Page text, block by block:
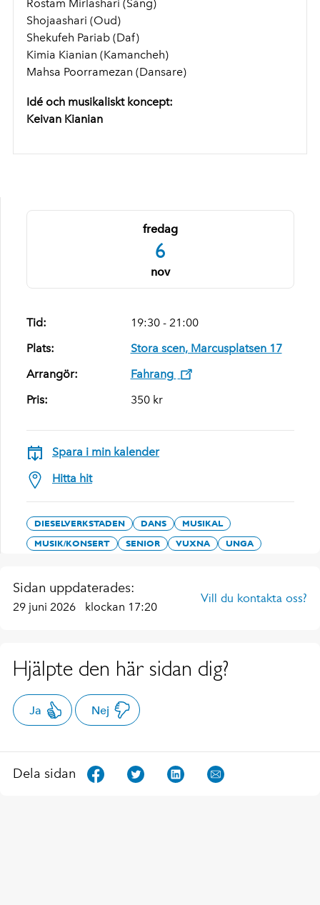
fredag
6
nov
Tid:
19:30 - 21:00
Plats:
Stora scen, Marcusplatsen 17
Arrangör:
Fahrang
Pris:
350 kr
Spara i min kalender
Hitta hit
DIESELVERKSTADEN DANS
MUSIKAL
MUSIK/KONSERT
SENIOR VUXNA UNGA
Rostam Mirlashari (Sång)
Shojaashari (Oud)
Shekufeh Pariab (Daf)
Kimia Kianian (Kamancheh)
Mahsa Poorramezan (Dansare)
Idé och musikaliskt koncept:
Keivan Kianian
Sidan uppdaterades:
29 juni 2026 klockan 17:20
Vill du kontakta oss?
Hjälpte den här sidan dig?
Ja Nej
Dela sidan